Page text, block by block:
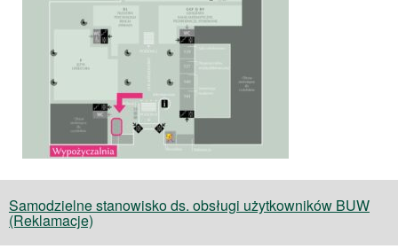
Samodzielne stanowisko ds. obsługi użytkowników BUW
(Reklamacje)